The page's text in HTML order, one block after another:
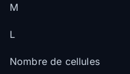
M
L
Nombre de cellules